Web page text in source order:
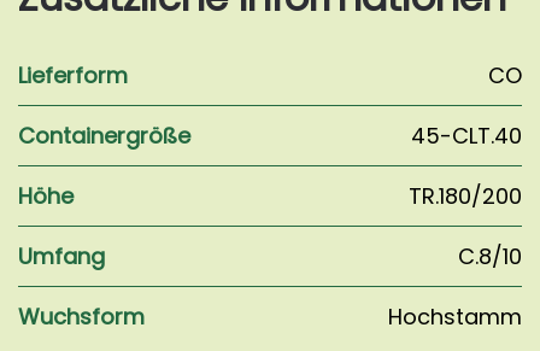
Lieferform
CO
Containergröße
45-CLT.40
Höhe
TR.180/200
Umfang
C.8/10
Wuchsform
Hochstamm